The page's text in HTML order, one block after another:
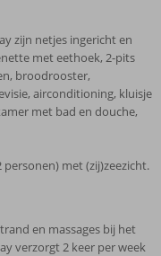
zijn netjes ingericht en
met eethoek, 2-pits
broodrooster,
airconditioning, kluisje
met bad en douche,
met (zij)zeezicht.
en massages bij het
verzorgt 2 keer per week